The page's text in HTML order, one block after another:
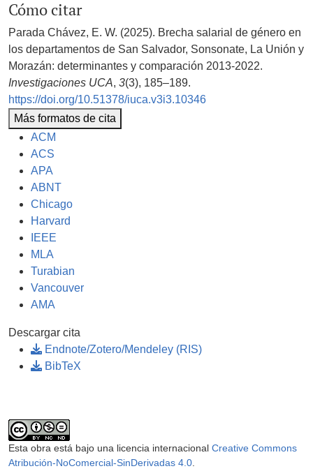
Cómo citar
Parada Chávez, E. W. (2025). Brecha salarial de género en
los departamentos de San Salvador, Sonsonate, La Unión y
Morazán: determinantes y comparación 2013-2022.
Investigaciones UCA, 3(3), 185–189.
https://doi.org/10.51378/iuca.v3i3.10346
Más formatos de cita
ACM
ACS
APA
ABNT
Chicago
Harvard
IEEE
MLA
Turabian
Vancouver
AMA
Descargar cita
Endnote/Zotero/Mendeley (RIS)
BibTeX
Esta obra está bajo una licencia internacional Creative Commons
Atribución-NoComercial-SinDerivadas 4.0